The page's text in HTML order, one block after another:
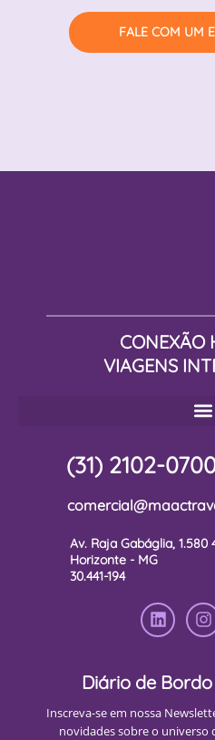
FALE COM UM
CONEXÃO
VIAGENS
(31) 2102-
Av. Raja Gabáglia, 1.580
Horizonte - MG
30.441-194
Diário de
Inscreva-se em nossa
novidades sobre o universo